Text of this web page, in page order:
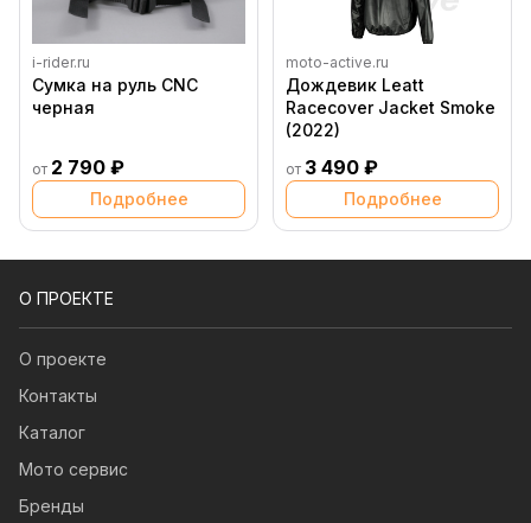
i-rider.ru
Сумка на руль CNC
черная
от 2 790 ₽
Подробнее
moto-active.ru
Дождевик Leatt
Racecover Jacket Smoke
(2022)
от 3 490 ₽
Подробнее
О ПРОЕКТЕ
О проекте
Контакты
Каталог
Мото сервис
Бренды